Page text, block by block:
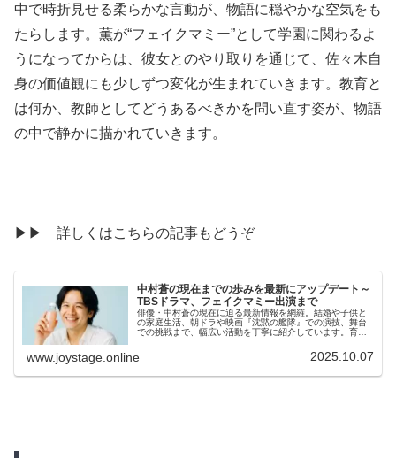
中で時折見せる柔らかな言動が、物語に穏やかな空気をも
たらします。薫が“フェイクマミー”として学園に関わるよ
うになってからは、彼女とのやり取りを通じて、佐々木自
身の価値観にも少しずつ変化が生まれていきます。教育と
は何か、教師としてどうあるべきかを問い直す姿が、物語
の中で静かに描かれていきます。
▶▶ 詳しくはこちらの記事もどうぞ
中村蒼の現在までの歩みを最新にアップデート～
TBSドラマ、フェイクマミー出演まで
俳優・中村蒼の現在に迫る最新情報を網羅。結婚や子供と
の家庭生活、朝ドラや映画『沈黙の艦隊』での演技、舞台
での挑戦まで、幅広い活動を丁寧に紹介しています。育児
ント。2025年秋ドラマ『フェイクマミー』での新たな役柄
にも触れ、俳優としての成熟と変化を感じられる内容で
www.joystage.online 2025.10.07